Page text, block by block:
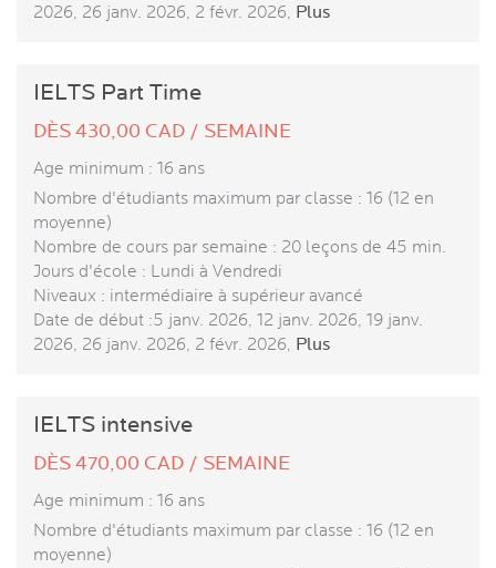
2026, 26 janv. 2026, 2 févr. 2026, Plus
IELTS Part Time
DÈS 430,00 CAD / SEMAINE
Age minimum : 16 ans
Nombre d'étudiants maximum par classe : 16 (12 en
moyenne)
Nombre de cours par semaine : 20 leçons de 45 min.
Jours d'école : Lundi à Vendredi
Niveaux : intermédiaire à supérieur avancé
Date de début :5 janv. 2026, 12 janv. 2026, 19 janv.
2026, 26 janv. 2026, 2 févr. 2026, Plus
IELTS intensive
DÈS 470,00 CAD / SEMAINE
Age minimum : 16 ans
Nombre d'étudiants maximum par classe : 16 (12 en
moyenne)